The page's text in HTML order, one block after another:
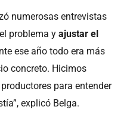
numerosas entrevistas
problema y ajustar el
ese año todo era más
concreto. Hicimos
para entender
explicó Belga.